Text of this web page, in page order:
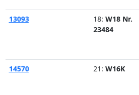
13093
18: W18 Nr.
23484
14570 21: W16K